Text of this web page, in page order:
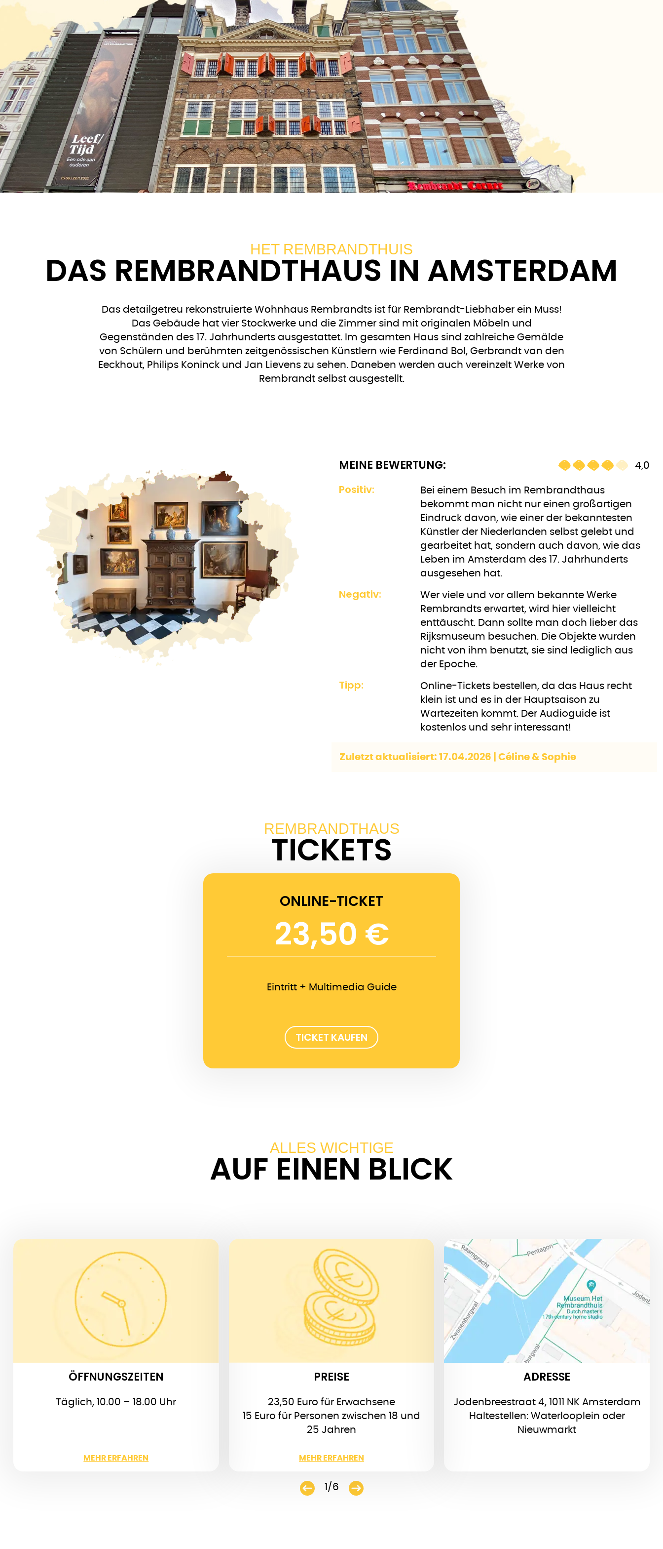
HET REMBRANDTHUIS
DAS REMBRANDTHAUS IN AMSTERDAM
Das detailgetreu rekonstruierte Wohnhaus Rembrandts ist für Rembrandt-Liebhaber ein Muss!
Das Gebäude hat vier Stockwerke und die Zimmer sind mit originalen Möbeln und
Gegenständen des 17. Jahrhunderts ausgestattet. Im gesamten Haus sind zahlreiche Gemälde
von Schülern und berühmten zeitgenössischen Künstlern wie Ferdinand Bol, Gerbrandt van den
Eeckhout, Philips Koninck und Jan Lievens zu sehen. Daneben werden auch vereinzelt Werke von
Rembrandt selbst ausgestellt.
MEINE BEWERTUNG: 4,0
Positiv:
Bei einem Besuch im Rembrandthaus
bekommt man nicht nur einen großartigen
Eindruck davon, wie einer der bekanntesten
Künstler der Niederlanden selbst gelebt und
gearbeitet hat, sondern auch davon, wie das
Leben im Amsterdam des 17. Jahrhunderts
ausgesehen hat.
Negativ:
Wer viele und vor allem bekannte Werke
Rembrandts erwartet, wird hier vielleicht
enttäuscht. Dann sollte man doch lieber das
Rijksmuseum besuchen. Die Objekte wurden
nicht von ihm benutzt, sie sind lediglich aus
der Epoche.
Tipp:
Online-Tickets bestellen, da das Haus recht
klein ist und es in der Hauptsaison zu
Wartezeiten kommt. Der Audioguide ist
kostenlos und sehr interessant!
Zuletzt aktualisiert: 17.04.2026 | Céline & Sophie
REMBRANDTHAUS
TICKETS
ONLINE-TICKET
23,50 €
Eintritt + Multimedia Guide
TICKET KAUFEN
ALLES WICHTIGE
AUF EINEN BLICK
ÖFFNUNGSZEITEN
Täglich, 10.00 – 18.00 Uhr
MEHR ERFAHREN
ÖFFNUNGSZEITEN
Täglich, 10.00 – 18.00 Uhr
Feiertage:
Am 27. April und 25. Dezember
geschlossen.
Am 24. und 31. Dezember schließt das
Am 1. Januar öffnet es erst ab 11.00
WENIGER
PREISE
23,50 Euro für Erwachsene
15 Euro für Personen zwischen 18 und
25 Jahren
MEHR ERFAHREN
PREISE
23,50 Euro für Erwachsene
15 Euro für Personen zwischen 18 und
25 Jahren, Studenten in dem Alter
8 Euro für Kinder von 6 bis 17 Jahren
frei für Kinder unter 6 Jahren
WENIGER
ADRESSE
Jodenbreestraat 4, 1011 NK Amsterdam
Haltestellen: Waterlooplein oder
Nieuwmarkt
ADRESSE
1/6